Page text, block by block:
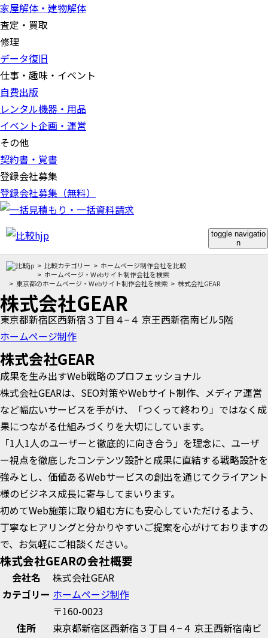
家屋解体・建物解体
査定・買取
修理
データ復旧
仕事・趣味・イベント
自費出版
レンタル機器・用品
イベント企画・運営
その他
契約書・覚書
登録会社募集
登録会社募集（無料）
toggle navigatio
n
比較カテゴリー
ホームページ制作会社を比較
ホームページ・Webサイト制作会社を検索
東京都のホームページ・Webサイト制作会社を検索
株式会社GEAR
株式会社GEAR
東京都新宿区西新宿３丁目４−４ 京王西新宿南ビル5階
ホームページ制作
株式会社GEAR
成果を生み出すWeb戦略のプロフェッショナル
株式会社GEARは、SEO対策やWebサイト制作、メディア運営
など幅広いサービスを手がけ、「つくって終わり」ではなく成
果につながる仕組みづくりを大切にしています。
「1人1人のユーザーと徹底的に向き合う」を理念に、ユーザ
ー視点を徹底したコンテンツ設計と成果に直結する戦略設計を
強みとし、価値あるWebサービスの創出を通じてクライアント
様のビジネス成長に寄与してまいります。
初めてWeb施策に取り組む方にも安心していただけるよう、
丁寧なヒアリングと分かりやすいご提案を心がけておりますの
で、お気軽にご相談ください。
株式会社GEARの会社概要
会社名
株式会社GEAR
カテゴリー ホームページ制作
住所
〒160-0023
東京都新宿区西新宿３丁目４−４ 京王西新宿南ビ